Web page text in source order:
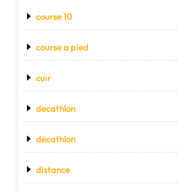
course 10
course a pied
cuir
decathlon
décathlon
distance